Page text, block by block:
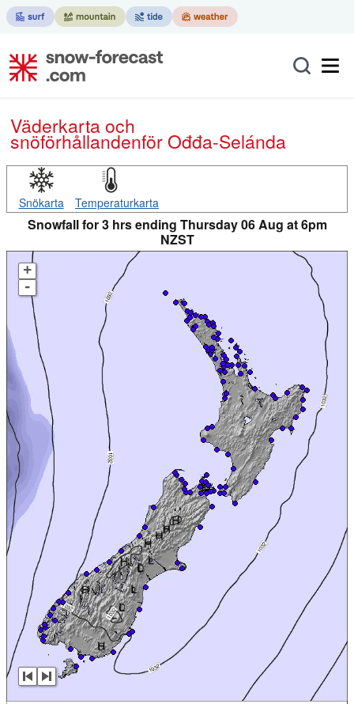
Väderkarta och
snöförhållandenför Ođđa-Selánda
Snökarta Temperaturkarta
Snowfall for 3 hrs ending Thursday 06 Aug at 6pm
NZST
+
-